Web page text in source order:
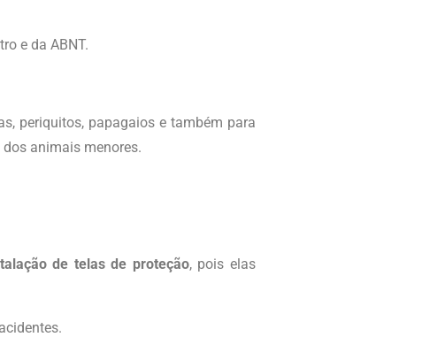
e da ABNT.
periquitos, papagaios e também para
animais menores.
de telas de proteção, pois elas